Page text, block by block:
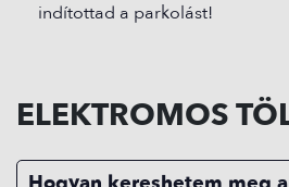
indítottad a parkolást!
ELEKTROMOS